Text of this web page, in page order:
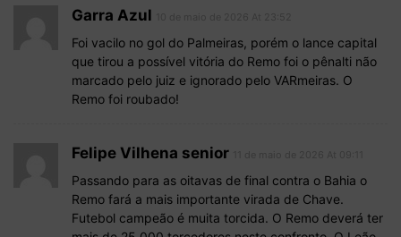
Garra Azul
Foi vacilo no gol do Palmeiras, porém o lance capital
que tirou a possível vitória do Remo foi o pênalti não
marcado pelo juiz e ignorado pelo VARmeiras. O
Remo foi roubado!
Felipe Vilhena senior
Passando para as oitavas de final contra o Bahia o
Remo fará a mais importante virada de Chave.
Futebol campeão é muita torcida. O Remo deverá ter